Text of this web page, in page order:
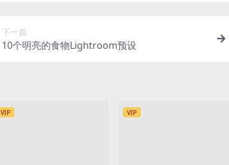
下一篇
10个明亮的食物Lightroom预设
VIP VIP